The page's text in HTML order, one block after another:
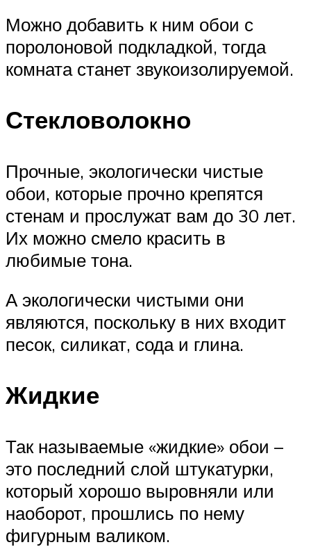
Можно добавить к ним обои с
поролоновой подкладкой, тогда
комната станет звукоизолируемой.
Стекловолокно
Прочные, экологически чистые
обои, которые прочно крепятся
стенам и прослужат вам до 30 лет.
Их можно смело красить в
любимые тона.
А экологически чистыми они
являются, поскольку в них входит
песок, силикат, сода и глина.
Жидкие
Так называемые «жидкие» обои –
это последний слой штукатурки,
который хорошо выровняли или
наоборот, прошлись по нему
фигурным валиком.